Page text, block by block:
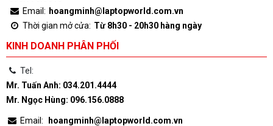
Email: hoangminh@laptopworld.com.vn
Thời gian mở cửa: Từ 8h30 - 20h30 hàng ngày
KINH DOANH PHÂN PHỐI
Tel:
Mr. Tuấn Anh: 034.201.4444
Mr. Ngọc Hùng: 096.156.0888
Email: hoangminh@laptopworld.com.vn